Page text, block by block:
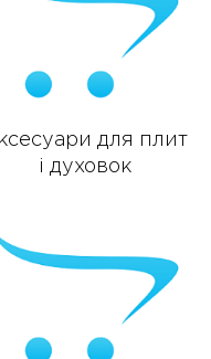
для плит
і духовок